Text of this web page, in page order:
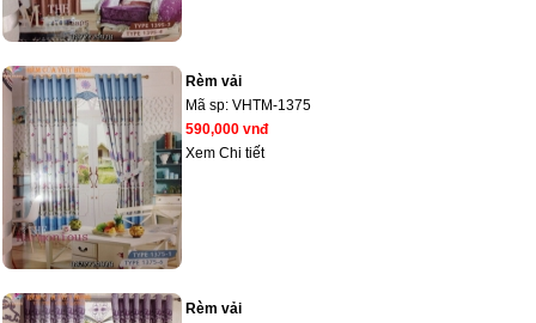
Rèm vải
Mã sp: VHTM-1375
590,000 vnđ
Xem Chi tiết
Rèm vải